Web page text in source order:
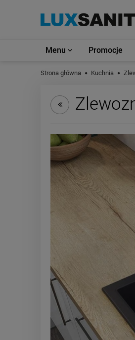
Menu Promocje
Strona główna Kuchnia